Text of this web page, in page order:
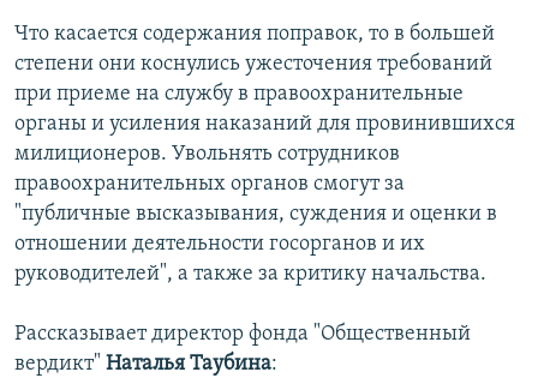
Что касается содержания поправок, то в большей
степени они коснулись ужесточения требований
при приеме на службу в правоохранительные
органы и усиления наказаний для провинившихся
милиционеров. Увольнять сотрудников
правоохранительных органов смогут за
"публичные высказывания, суждения и оценки в
отношении деятельности госорганов и их
руководителей", а также за критику начальства.
Рассказывает директор фонда "Общественный
вердикт" Наталья Таубина: